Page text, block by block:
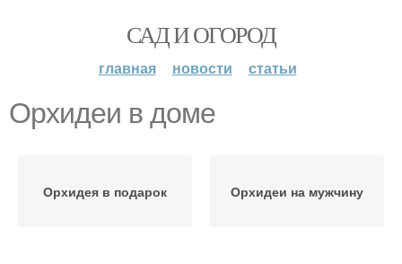
САД И ОГОРОД
главная новости статьи
Орхидеи в доме
Орхидея в подарок Орхидеи на мужчину